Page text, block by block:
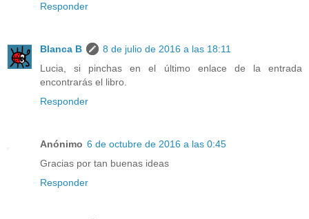
Responder
Blanca B
8 de julio de 2016 a las 18:11
Lucia, si pinchas en el último enlace de la entrada
encontrarás el libro.
Responder
Anónimo 6 de octubre de 2016 a las 0:45
Gracias por tan buenas ideas
Responder